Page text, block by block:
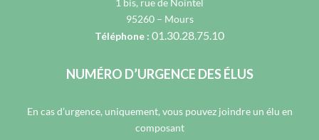
95260 – Mours
Téléphone : 01.30.28.75.10
NUMÉRO D’URGENCE DES ÉLUS
En cas d’urgence, uniquement, vous pouvez joindre un élu en
composant